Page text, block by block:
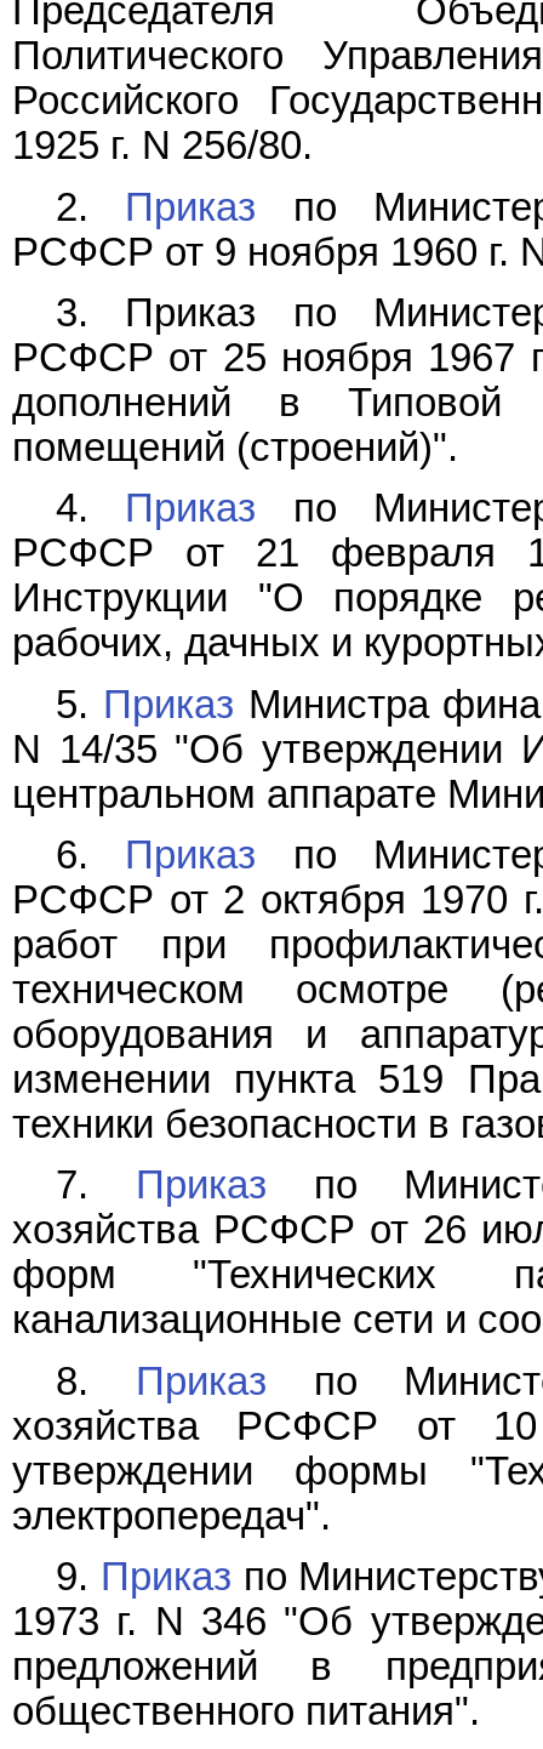
Председателя
Политического
Российского
1925 г. N 256/80.
2. Приказ по
РСФСР от 9 ноября 1960 г.
3. Приказ по
РСФСР от 25 ноября 1967
дополнений в
помещений (строений)".
4. Приказ по
РСФСР от 21 февраля
Инструкции "О порядке
рабочих, дачных и
5. Приказ Министра
N 14/35 "Об утверждении
центральном аппарате
6. Приказ по
РСФСР от 2 октября 1970
работ при
техническом осмотре
оборудования и
изменении пункта 519
техники безопасности в
7. Приказ по
хозяйства РСФСР от 26
форм "Технических
канализационные сети и
8. Приказ по
хозяйства РСФСР от
утверждении формы
электропередач".
9. Приказ по
1973 г. N 346 "Об
предложений в
общественного питания".